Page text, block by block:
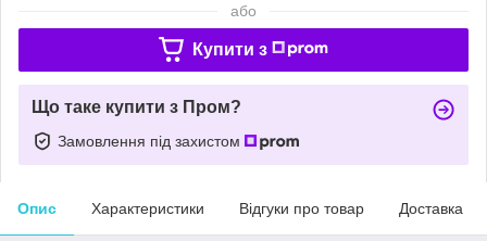
або
Купити з
Що таке купити з Пром?
Замовлення під захистом
Опис Характеристики Відгуки про товар Доставка